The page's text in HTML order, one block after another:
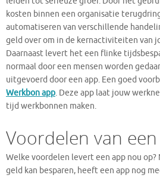
kosten binnen een organisatie
automatiseren van verschillende
geld over om in de kernactiviteiten van
Daarnaast levert het een flinke
normaal door een mensen worden
uitgevoerd door een app. Een goed
Werkbon app. Deze app laat jouw
tijd werkbonnen maken.
Voordelen van
Welke voordelen levert een app nou
geld kan besparen, heeft een app nog